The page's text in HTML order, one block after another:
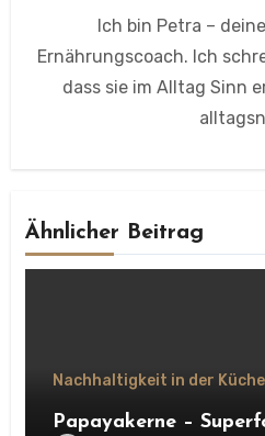
Ich bin Petra –
Ernährungscoach. Ich
dass sie im Alltag Sinn
Ähnlicher Beitrag
Nachhaltigkeit in der Küche
Papayakerne –